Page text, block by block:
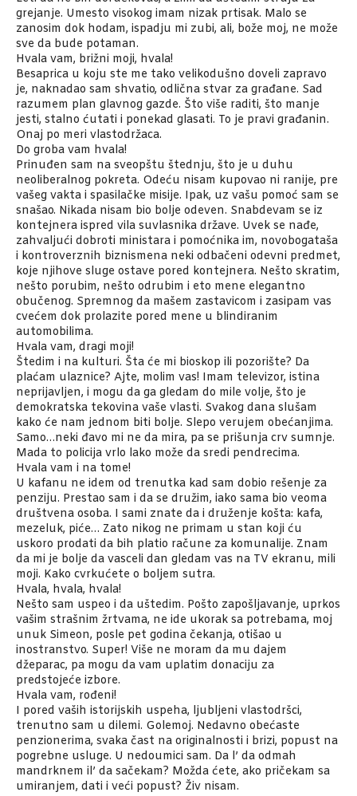
grejanje. Umesto visokog imam nizak prtisak. Malo se
zanosim dok hodam, ispadju mi zubi, ali, bože moj, ne može
sve da bude potaman.
Hvala vam, brižni moji, hvala!
Besaprica u koju ste me tako velikodušno doveli zapravo
je, naknadao sam shvatio, odlična stvar za građane. Sad
razumem plan glavnog gazde. Što više raditi, što manje
jesti, stalno ćutati i ponekad glasati. To je pravi građanin.
Onaj po meri vlastodržaca.
Do groba vam hvala!
Prinuđen sam na sveopštu štednju, što je u duhu
neoliberalnog pokreta. Odeću nisam kupovao ni ranije, pre
vašeg vakta i spasilačke misije. Ipak, uz vašu pomoć sam se
snašao. Nikada nisam bio bolje odeven. Snabdevam se iz
kontejnera ispred vila suvlasnika države. Uvek se nađe,
zahvaljući dobroti ministara i pomoćnika im, novobogataša
i kontroverznih biznismena neki odbačeni odevni predmet,
koje njihove sluge ostave pored kontejnera. Nešto skratim,
nešto porubim, nešto odrubim i eto mene elegantno
obučenog. Spremnog da mašem zastavicom i zasipam vas
cvećem dok prolazite pored mene u blindiranim
automobilima.
Hvala vam, dragi moji!
Štedim i na kulturi. Šta će mi bioskop ili pozorište? Da
plaćam ulaznice? Ajte, molim vas! Imam televizor, istina
neprijavljen, i mogu da ga gledam do mile volje, što je
demokratska tekovina vaše vlasti. Svakog dana slušam
kako će nam jednom biti bolje. Slepo verujem obećanjima.
Samo…neki đavo mi ne da mira, pa se prišunja crv sumnje.
Mada to policija vrlo lako može da sredi pendrecima.
Hvala vam i na tome!
U kafanu ne idem od trenutka kad sam dobio rešenje za
penziju. Prestao sam i da se družim, iako sama bio veoma
društvena osoba. I sami znate da i druženje košta: kafa,
mezeluk, piće… Zato nikog ne primam u stan koji ću
uskoro prodati da bih platio račune za komunalije. Znam
da mi je bolje da vasceli dan gledam vas na TV ekranu, mili
moji. Kako cvrkućete o boljem sutra.
Hvala, hvala, hvala!
Nešto sam uspeo i da uštedim. Pošto zapošljavanje, uprkos
vašim strašnim žrtvama, ne ide ukorak sa potrebama, moj
unuk Simeon, posle pet godina čekanja, otišao u
inostranstvo. Super! Više ne moram da mu dajem
džeparac, pa mogu da vam uplatim donaciju za
predstojeće izbore.
Hvala vam, rođeni!
I pored vaših istorijskih uspeha, ljubljeni vlastodršci,
trenutno sam u dilemi. Golemoj. Nedavno obećaste
penzionerima, svaka čast na originalnosti i brizi, popust na
pogrebne usluge. U nedoumici sam. Da l’ da odmah
mandrknem il’ da sačekam? Možda ćete, ako pričekam sa
umiranjem, dati i veći popust? Živ nisam.